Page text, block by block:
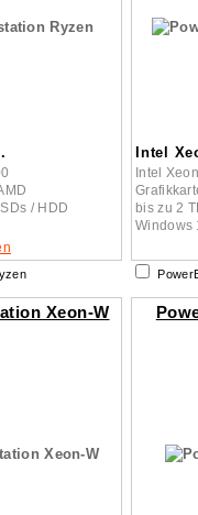
/ HDD
Intel
Intel
bis zu 2
Windows
Xeon-W